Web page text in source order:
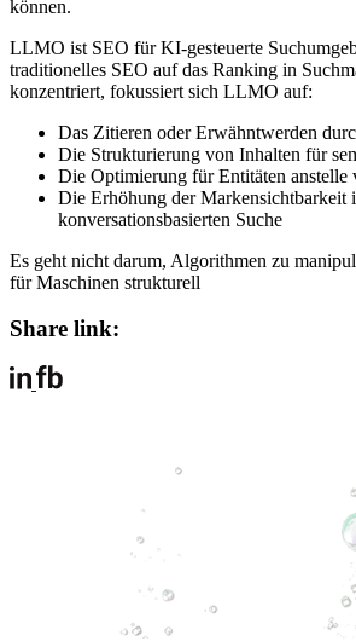
können.
LLMO ist SEO für KI-gesteuerte
traditionelles SEO auf das Ranking in
konzentriert, fokussiert sich LLMO auf:
Das Zitieren oder Erwähntwerden
Die Strukturierung von Inhalten für
Die Optimierung für Entitäten
Die Erhöhung der Markensichtbarkeit
konversationsbasierten Suche
Es geht nicht darum, Algorithmen zu
für Maschinen strukturell
Share link: